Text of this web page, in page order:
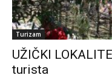
Turizam
UŽIČKI
turista